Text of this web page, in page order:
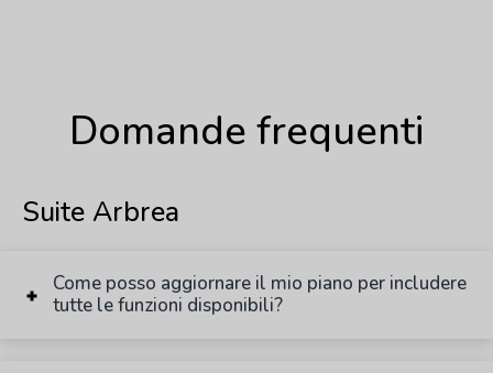
Domande frequenti
Suite Arbrea
Come posso aggiornare il mio piano per includere
tutte le funzioni disponibili?